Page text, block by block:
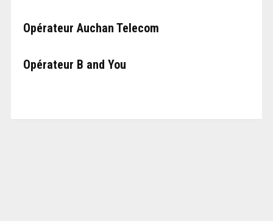
Opérateur Auchan Telecom
Opérateur B and You